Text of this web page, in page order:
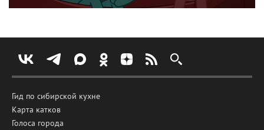
Гид по сибирской кухне
Карта катков
Голоса города